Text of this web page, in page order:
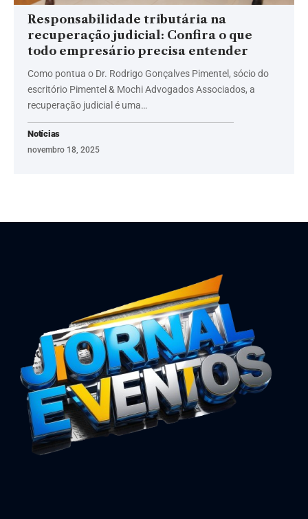
Responsabilidade tributária na
recuperação judicial: Confira o que
todo empresário precisa entender
Como pontua o Dr. Rodrigo Gonçalves Pimentel, sócio do
escritório Pimentel & Mochi Advogados Associados, a
recuperação judicial é uma…
Notícias
novembro 18, 2025